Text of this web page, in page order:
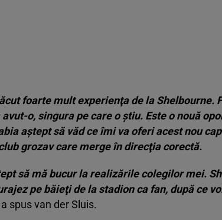
foarte mult experienţa de la Shelbourne.
avut-o, singura pe care o ştiu. Este o nouă
aştept să văd ce îmi va oferi acest nou
grozav care merge în direcţia corectă.
să mă bucur la realizările colegilor mei.
pe băieţi de la stadion ca fan, după ce
a spus van der Sluis.